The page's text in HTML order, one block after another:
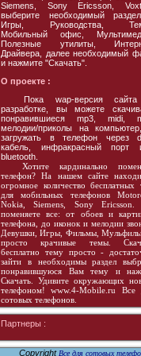
Siemens, Sony Ericsson,
выберите необходимый
Игры, Руководства,
Мобильный офис,
Полезные утилиты,
Драйвера, далее необходимый
и нажмите "Скачать".
О проекте :
Пока wap-версия
разработке, вы можете
понравившиеся mp3, midi,
мелодии/приколы на
загружать в телефон через
кабель, инфракрасный порт
bluetooth.
Хотите кардинально
телефон? На нашем сайте
огромное количество бесплатных
для мобильных телефонов
Nokia, Siemens, Sony
поменяете все: от обоев и
телефона, до иконок и мелодии
Девушки, Игры, Фильмы,
просто крачивые темы.
бесплатно тему просто -
зайти в необходимы раздел
понравившуюся Вам тему и
Скачать. Удивите окружающих
телефоном! www.4-Mobile.ru Все
сотовых телефонов.
Партнеры :
Copyright Все для сотовых